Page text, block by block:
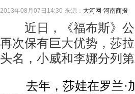
2013年08月07日14:30 来源： 大河网-河南商报
近日，《福布斯》公
再次保有巨大优势，莎
头名，小威和李娜分列第
去年，莎娃在罗兰·